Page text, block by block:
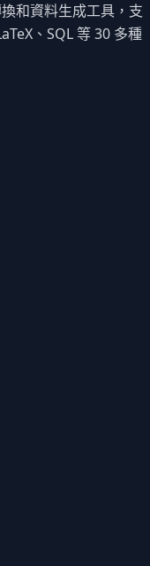
和資料生成工具，支
、SQL 等 30 多種